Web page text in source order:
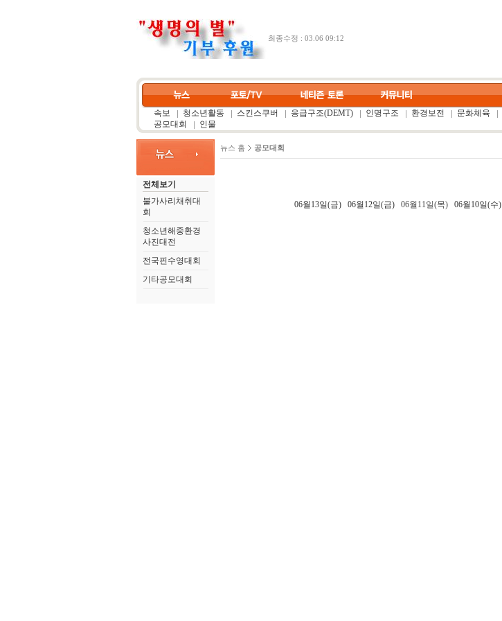
최종수정 : 03.06 09:12
속보 청소년활동 스킨스쿠버 응급구조(DEMT) 인명구조 환경보전 문화체육
공모대회
인물
전체보기
불가사리채취대
회
청소년해중환경
사진대전
전국핀수영대회
기타공모대회
뉴스 홈 공모대회
06월13일(금) 06월12일(금) 06월11일(목) 06월10일(수)